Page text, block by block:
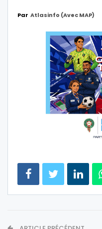
Par Atlasinfo (avec MAP)